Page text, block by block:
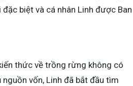
biệt và cá nhân Linh được Ban
thức về trồng rừng không có
vốn, Linh đã bắt đầu tìm